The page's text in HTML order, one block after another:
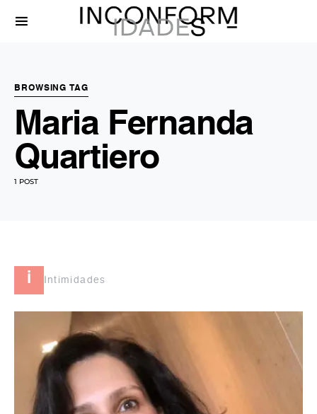
BROWSING TAG
Maria Fernanda
Quartiero
1 POST
i Intimidades